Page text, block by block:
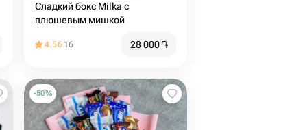
Сладкий бокс Milka с
плюшевым мишкой
4.56 16 28 000֏
-50%